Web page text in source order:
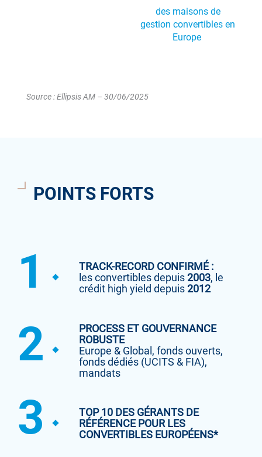
des maisons de
gestion convertibles en
Europe
Source : Ellipsis AM – 30/06/2025
POINTS FORTS
1
TRACK-RECORD CONFIRMÉ :
les convertibles depuis2003, le
crédit high yield depuis2012
2
PROCESS ET GOUVERNANCE
ROBUSTE
Europe & Global, fonds ouverts,
fonds dédiés (UCITS & FIA),
mandats
3
TOP 10 DES GÉRANTS DE
RÉFÉRENCE POUR LES
CONVERTIBLES EUROPÉENS*